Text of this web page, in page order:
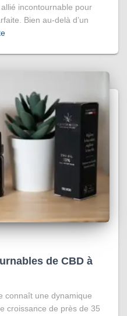
incontournable pour
Bien au-delà d’un
de CBD à
connaît une dynamique
croissance de près de 35